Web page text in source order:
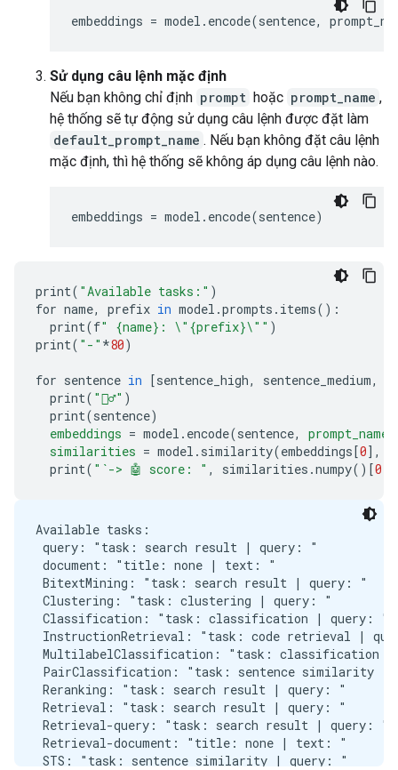
embeddings = model . encode(sentence,
Sử dụng câu lệnh mặc định
Nếu bạn không chỉ định prompt hoặc prompt_name ,
hệ thống sẽ tự động sử dụng câu lệnh được đặt làm
default_prompt_name . Nếu bạn không đặt câu lệnh
mặc định, thì hệ thống sẽ không áp dụng câu lệnh nào.
embeddings = model . encode(sentence)
print( "Available tasks:" )
for name, prefix in model .prompts . items():
  print
(f" {name}: \" {prefix}\" " )
print( "-" *80)
for sentence in [sentence_high, sentence_medium,
  print
( "🙋‍♂️" )
  print
(sentence)
embeddings = model . encode(sentence, prompt_name
similarities = model . similarity(embeddings[0],
  print
( "`-> 🤖 score: " , similarities .numpy()[0
Available tasks:
query: "task: search result | query: "
document: "title: none | text: "
BitextMining: "task: search result | query: "
Clustering: "task: clustering | query: "
Classification: "task: classification | query: "
InstructionRetrieval: "task: code retrieval |
MultilabelClassification: "task: classification
PairClassification: "task: sentence similarity |
Reranking: "task: search result | query: "
Retrieval: "task: search result | query: "
Retrieval-query: "task: search result | query: "
Retrieval-document: "title: none | text: "
STS: "task: sentence similarity | query: "